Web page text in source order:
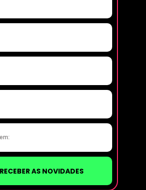
AS NOVIDADES